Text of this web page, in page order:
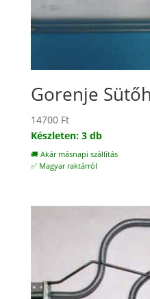
Gorenje
14700 Ft
Készleten: 3 db
🚚 Akár másnapi szállítás
✅ Magyar raktárról